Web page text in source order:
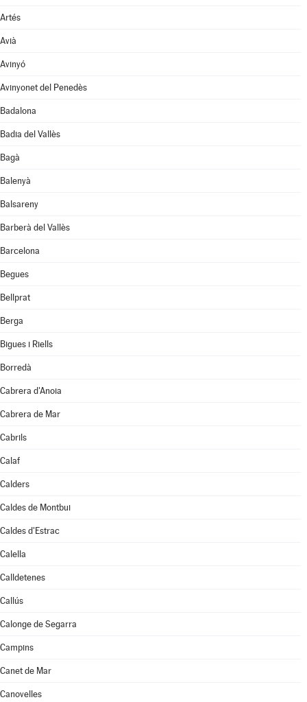
Artés
Avià
Avinyó
Avinyonet del Penedès
Badalona
Badia del Vallès
Bagà
Balenyà
Balsareny
Barberà del Vallès
Barcelona
Begues
Bellprat
Berga
Bigues i Riells
Borredà
Cabrera d'Anoia
Cabrera de Mar
Cabrils
Calaf
Calders
Caldes de Montbui
Caldes d'Estrac
Calella
Calldetenes
Callús
Calonge de Segarra
Campins
Canet de Mar
Canovelles